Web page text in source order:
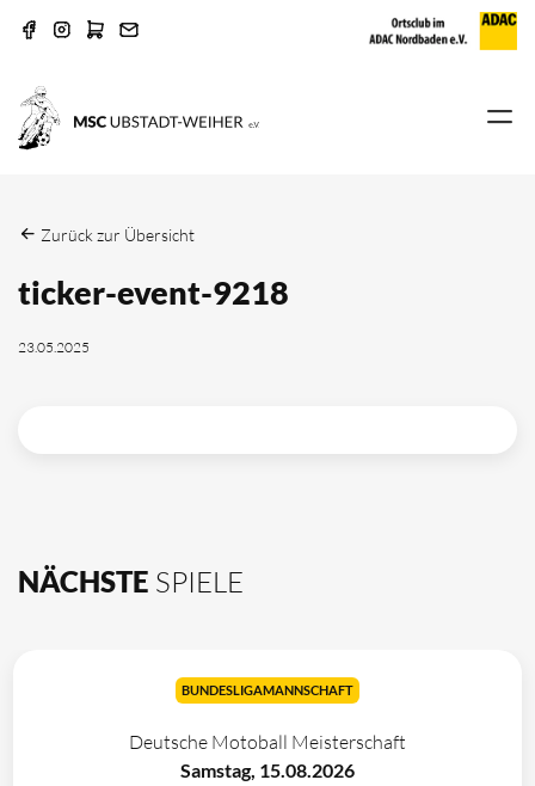
Zurück zur Übersicht
ticker-event-9218
23.05.2025
NÄCHSTE SPIELE
BUNDESLIGAMANNSCHAFT
Deutsche Motoball Meisterschaft
Samstag, 15.08.2026